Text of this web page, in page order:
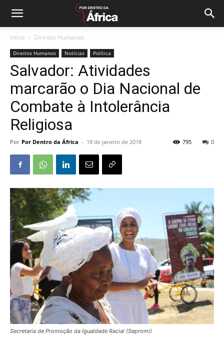
Início Direitos Humanos
Direitos Humanos Notícias Política
Salvador: Atividades
marcarão o Dia Nacional de
Combate à Intolerância
Religiosa
Por Por Dentro da África - 18 de janeiro de 2018 0
795
Secretaria de Promoção da Igualdade Racial (Sepromi)